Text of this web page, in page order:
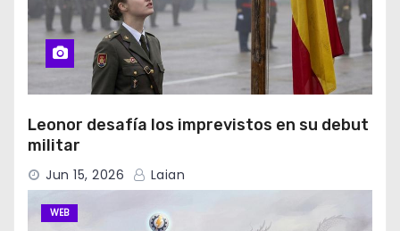
Leonor desafía los imprevistos en su debut
militar
Jun 15, 2026 Laian
WEB